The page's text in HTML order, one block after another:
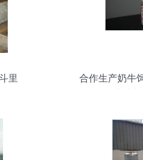
里
合作生产奶牛